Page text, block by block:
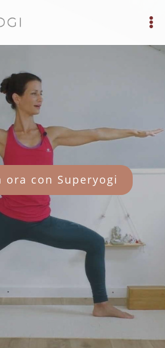
ora con Superyogi